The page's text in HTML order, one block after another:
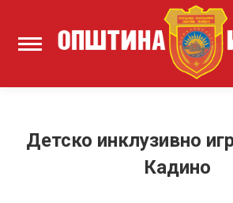
Детско инклузивно
Кадино